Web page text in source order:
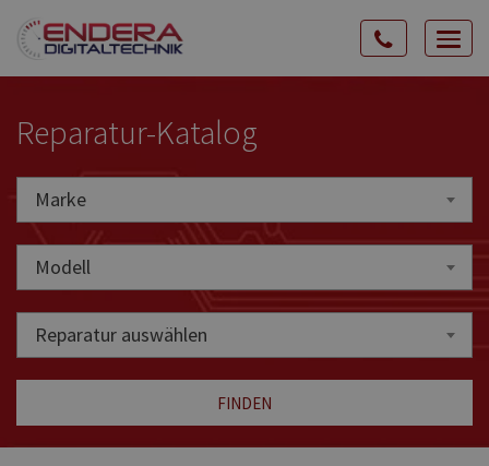
Reparatur-Katalog
MarkeMarke
Modell
Reparatur auswählen
FINDEN